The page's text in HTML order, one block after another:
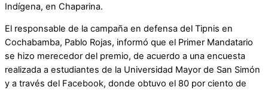
Indígena, en Chaparina.
El responsable de la campaña en defensa del Tipnis en
Cochabamba, Pablo Rojas, informó que el Primer Mandatario
se hizo merecedor del premio, de acuerdo a una encuesta
realizada a estudiantes de la Universidad Mayor de San Simón
y a través del Facebook, donde obtuvo el 80 por ciento de